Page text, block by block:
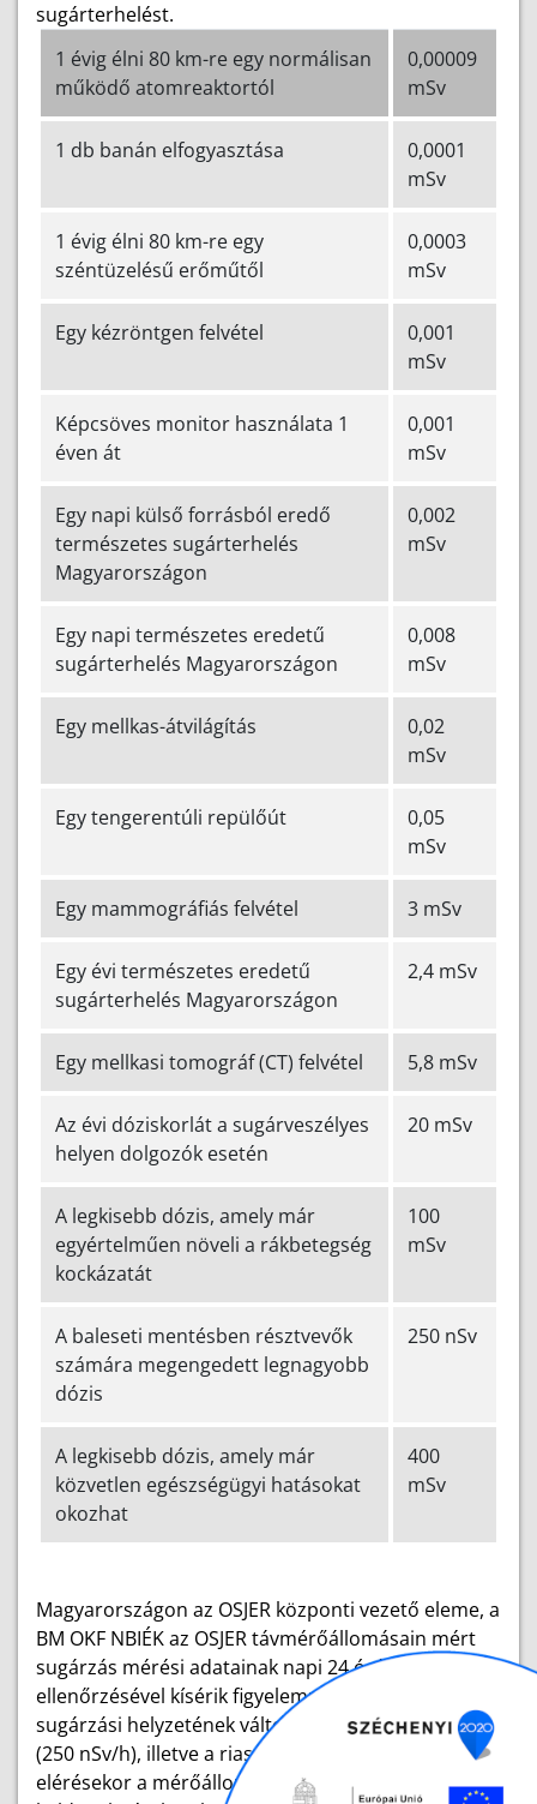
sugárterhelést.
1 évig élni 80 km-re egy normálisan
működő atomreaktortól
0,00009
mSv
1 db banán elfogyasztása
0,0001
mSv
1 évig élni 80 km-re egy
széntüzelésű erőműtől
0,0003
mSv
Egy kézröntgen felvétel
0,001
mSv
Képcsöves monitor használata 1
éven át
0,001
mSv
Egy napi külső forrásból eredő
természetes sugárterhelés
Magyarországon
0,002
mSv
Egy napi természetes eredetű
sugárterhelés Magyarországon
0,008
mSv
Egy mellkas-átvilágítás
0,02
mSv
Egy tengerentúli repülőút
0,05
mSv
Egy mammográfiás felvétel 3 mSv
Egy évi természetes eredetű
sugárterhelés Magyarországon
2,4 mSv
Egy mellkasi tomográf (CT) felvétel 5,8 mSv
Az évi dóziskorlát a sugárveszélyes
helyen dolgozók esetén
20 mSv
A legkisebb dózis, amely már
egyértelműen növeli a rákbetegség
kockázatát
100
mSv
A baleseti mentésben résztvevők
számára megengedett legnagyobb
dózis
250 nSv
A legkisebb dózis, amely már
közvetlen egészségügyi hatásokat
okozhat
400
mSv
Magyarországon az OSJER központi vezető eleme, a
BM OKF NBIÉK az OSJER távmérőállomásain mért
sugárzás mérési adatainak napi 24 órás folyamatos
ellenőrzésével kísérik figyelemmel az ország
sugárzási helyzetének változását. A figyelmeztetési
(250 nSv/h), illetve a riasztási (500 nSv/h) szintek
elérésekor a mérőállomások automatikusan jelzést